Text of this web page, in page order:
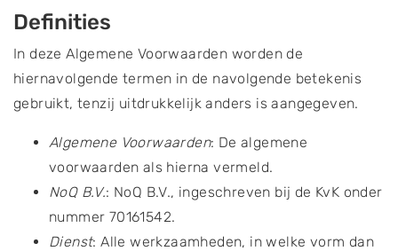
Definities
In deze Algemene Voorwaarden worden de
hiernavolgende termen in de navolgende betekenis
gebruikt, tenzij uitdrukkelijk anders is aangegeven.
Algemene Voorwaarden: De algemene
voorwaarden als hierna vermeld.
NoQ B.V.: NoQ B.V., ingeschreven bij de KvK onder
nummer 70161542.
Dienst: Alle werkzaamheden, in welke vorm dan